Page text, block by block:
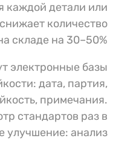
каждой детали или
количество
складе на 30–50%.
электронные базы
дата, партия,
примечания.
стандартов раз в
улучшение: анализ